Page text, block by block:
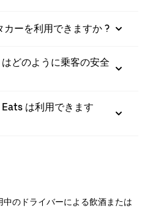
ーを利用できますか ?
どのように乗客の安全
は利用できます
のドライバーによる飲酒または